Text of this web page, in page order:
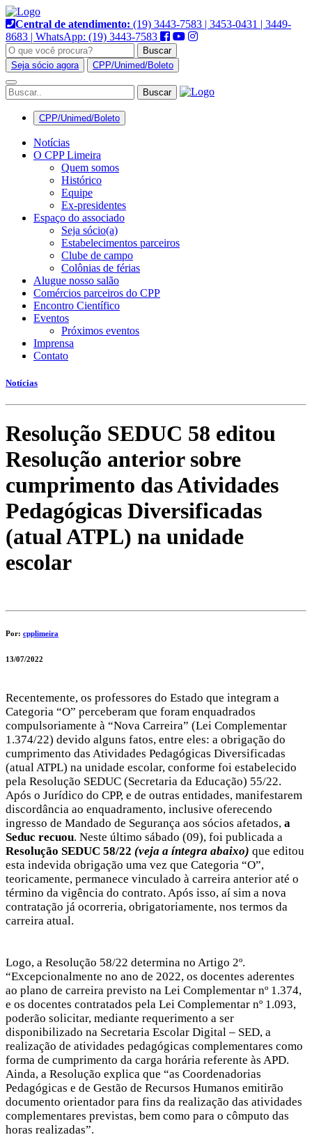
Pular
para
o
conteúdo
Central de atendimento: (19) 3443-7583 | 3453-0431 | 3449-
8683 | WhatsApp: (19) 3443-7583
Buscar
Seja sócio agora
CPP/Unimed/Boleto
Alternar
navegação
CPP/Unimed/Boleto
Notícias
O CPP Limeira
Quem somos
Histórico
Equipe
Ex-presidentes
Espaço do associado
Seja sócio(a)
Estabelecimentos parceiros
Clube de campo
Colônias de férias
Alugue nosso salão
Comércios parceiros do CPP
Encontro Científico
Eventos
Próximos eventos
Imprensa
Contato
Notícias
Resolução SEDUC 58 editou
Resolução anterior sobre
cumprimento das Atividades
Pedagógicas Diversificadas
(atual ATPL) na unidade
escolar
Por: cpplimeira
13/07/2022
Recentemente, os professores do Estado que integram a
Categoria “O” perceberam que foram enquadrados
compulsoriamente à “Nova Carreira” (Lei Complementar
1.374/22) devido alguns fatos, entre eles: a obrigação do
cumprimento das Atividades Pedagógicas Diversificadas
(atual ATPL) na unidade escolar, conforme foi estabelecido
pela Resolução SEDUC (Secretaria da Educação) 55/22.
Após o Jurídico do CPP, e de outras entidades, manifestarem
discordância ao enquadramento, inclusive oferecendo
ingresso de Mandado de Segurança aos sócios afetados, a
Seduc recuou. Neste último sábado (09), foi publicada a
Resolução SEDUC 58/22 (veja a íntegra abaixo) que editou
esta indevida obrigação uma vez que Categoria “O”,
teoricamente, permanece vinculado à carreira anterior até o
término da vigência do contrato. Após isso, aí sim a nova
contratação já ocorreria, obrigatoriamente, nos termos da
carreira atual.
Logo, a Resolução 58/22 determina no Artigo 2º.
“Excepcionalmente no ano de 2022, os docentes aderentes
ao plano de carreira previsto na Lei Complementar nº 1.374,
e os docentes contratados pela Lei Complementar nº 1.093,
poderão solicitar, mediante requerimento a ser
disponibilizado na Secretaria Escolar Digital – SED, a
realização de atividades pedagógicas complementares como
forma de cumprimento da carga horária referente às APD.
Ainda, a Resolução explica que “as Coordenadorias
Pedagógicas e de Gestão de Recursos Humanos emitirão
documento orientador para fins da realização das atividades
complementares previstas, bem como para o cômputo das
horas realizadas”.